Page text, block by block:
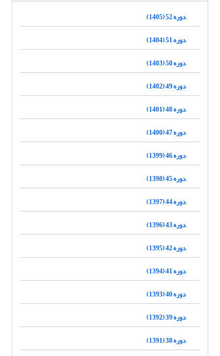
دوره 52 (1405)
دوره 51 (1404)
دوره 50 (1403)
دوره 49 (1402)
دوره 48 (1401)
دوره 47 (1400)
دوره 46 (1399)
دوره 45 (1398)
دوره 44 (1397)
دوره 43 (1396)
دوره 42 (1395)
دوره 41 (1394)
دوره 40 (1393)
دوره 39 (1392)
دوره 38 (1391)